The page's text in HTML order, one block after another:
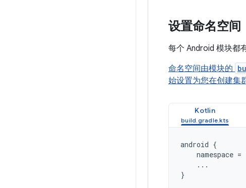
设置命名空间
每个 Android 模块都
命名空间由模块的
始设置为您在创建集
Kotlin
android {
namespace =
...
}